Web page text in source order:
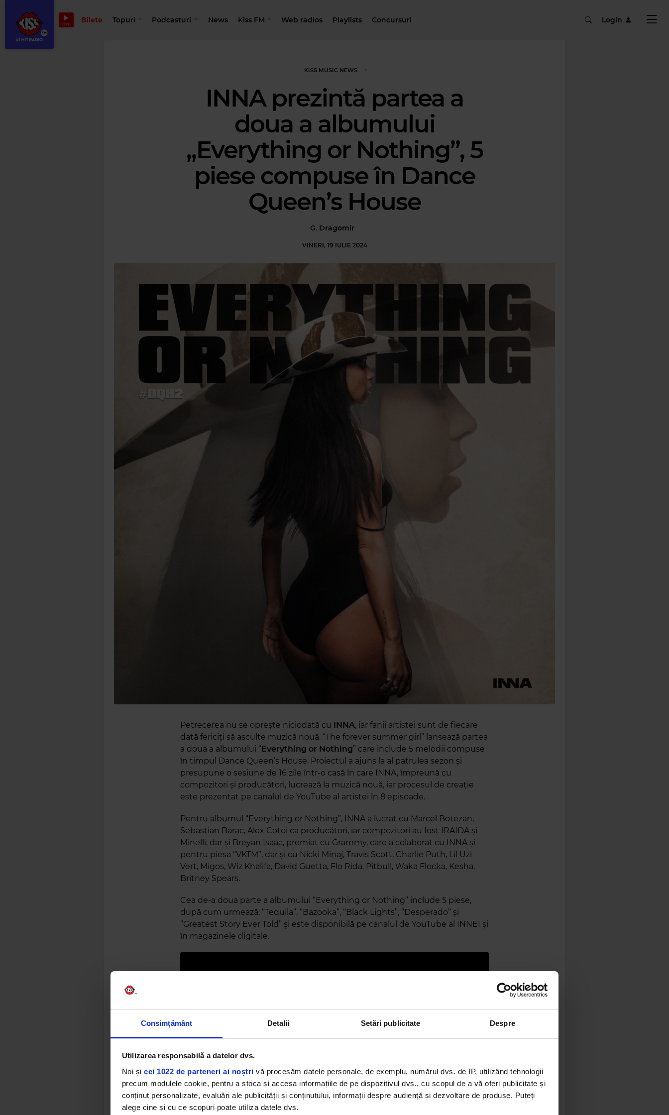
Consimțământ Detalii Setări publicitate Despre
Utilizarea responsabilă a datelor dvs.
Noi și cei 1022 de parteneri ai noștri vă procesăm datele personale, de exemplu, numărul dvs. de IP, utilizând tehnologii
precum modulele cookie, pentru a stoca și accesa informațiile de pe dispozitivul dvs., cu scopul de a vă oferi publicitate și
conținut personalizate, evaluări ale publicității și conținutului, informații despre audiență și dezvoltare de produse. Puteți
alege cine și cu ce scopuri poate utiliza datele dvs.
LIVE Bilete Topuri Podcasturi News Kiss FM Web radios Playlists Concursuri Login
KISS MUSIC NEWS
INNA prezintă partea a
doua a albumului
„Everything or Nothing”, 5
piese compuse în Dance
Queen’s House
G. Dragomir
VINERI, 19 IULIE 2024
Petrecerea nu se oprește niciodată cu INNA, iar fanii artistei sunt de fiecare
dată fericiți să asculte muzică nouă. “The forever summer girl” lansează partea
a doua a albumului “Everything or Nothing” care include 5 melodii compuse
în timpul Dance Queen’s House. Proiectul a ajuns la al patrulea sezon și
presupune o sesiune de 16 zile într-o casă în care INNA, împreună cu
compozitori și producători, lucrează la muzică nouă, iar procesul de creație
este prezentat pe canalul de YouTube al artistei în 8 episoade.
Pentru albumul “Everything or Nothing”, INNA a lucrat cu Marcel Botezan,
Sebastian Barac, Alex Cotoi ca producători, iar compozitori au fost IRAIDA și
Minelli, dar și Breyan Isaac, premiat cu Grammy, care a colaborat cu INNA și
pentru piesa “VKTM”, dar și cu Nicki Minaj, Travis Scott, Charlie Puth, Lil Uzi
Vert, Migos, Wiz Khalifa, David Guetta, Flo Rida, Pitbull, Waka Flocka, Kesha,
Britney Spears.
Cea de-a doua parte a albumului “Everything or Nothing” include 5 piese,
după cum urmează: “Tequila”, “Bazooka”, “Black Lights”, “Desperado” și
“Greatest Story Ever Told” și este disponibilă pe canalul de YouTube al INNEI și
în magazinele digitale.
“Heartbreaker”, cu super hiturile “Flashbacks” și “Maza”, albumul
“Champagne Problems” și “Just Dance”.
INNAa lansat anul acesta “Queen Of My Castle” cu Kris Kross Amsterdam, o
piesă care a cucerit topurile internaționale din Franța, Lituania, Bulgaria,